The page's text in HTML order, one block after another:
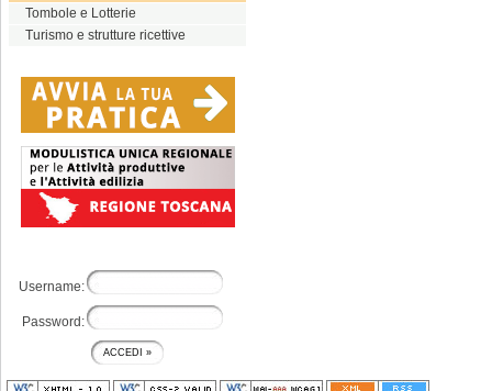
Tombole e Lotterie
Turismo e strutture ricettive
Username:
Password: